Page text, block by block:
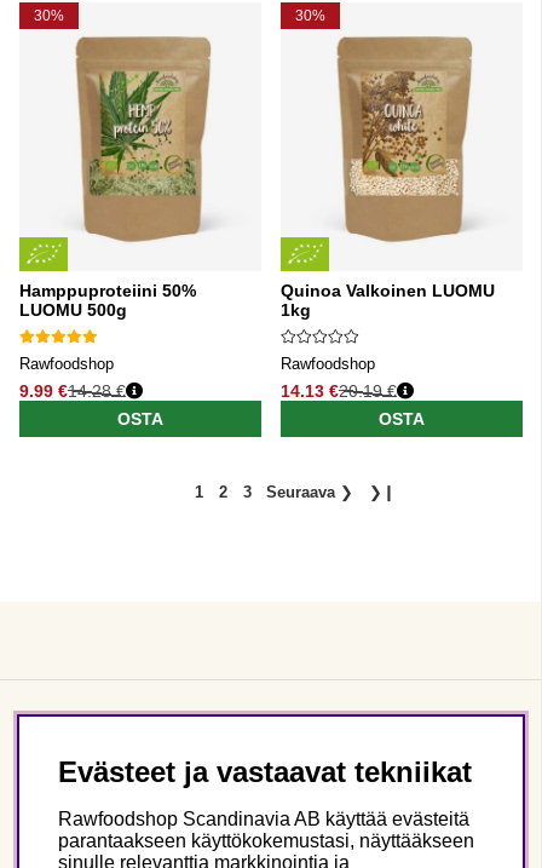
30%
Hamppuproteiini 50%
LUOMU 500g
Rawfoodshop
9.99 €
Normaali hinta
14.28 €
OSTA
30%
Quinoa Valkoinen LUOMU
1kg
Rawfoodshop
14.13 €
Normaali hinta
20.19 €
OSTA
1 2 3 Seuraava ❯ ❯❙
Evästeet ja vastaavat tekniikat
Rawfoodshop Scandinavia AB käyttää evästeitä
parantaakseen käyttökokemustasi, näyttääkseen
sinulle relevanttia markkinointia ja